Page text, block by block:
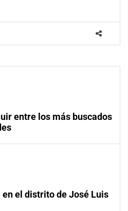
entre los más buscados
el distrito de José Luis